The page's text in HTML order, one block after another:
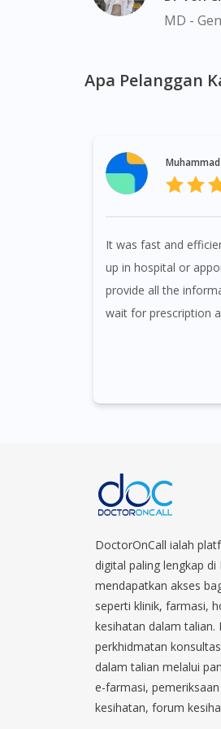
MD -
Apa Pelanggan
It was fast and
up in hospital or
provide all the
wait for prescription
DoctorOnCall ialah
digital paling lengkap
mendapatkan akses
seperti klinik, farmasi,
kesihatan dalam talian.
perkhidmatan
dalam talian melalui
e-farmasi,
kesihatan, forum